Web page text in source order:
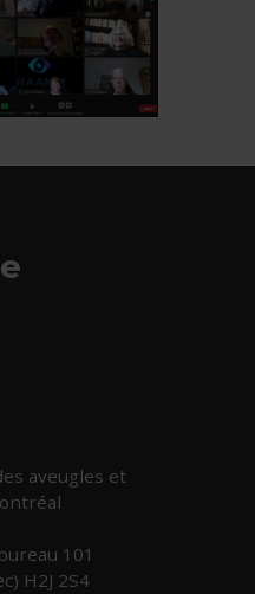
aveugles et
101
H2J 2S4